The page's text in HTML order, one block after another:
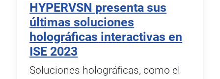
HYPERVSN presenta sus
últimas soluciones
holográficas interactivas en
ISE 2023
Soluciones holográficas, como el